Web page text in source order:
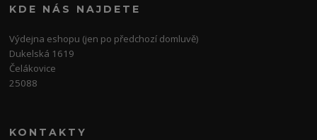
KDE NÁS NAJDETE
Výdejna eshopu (jen po předchozí domluvě)
Dukelská 1619
Čelákovice
25088
KONTAKTY